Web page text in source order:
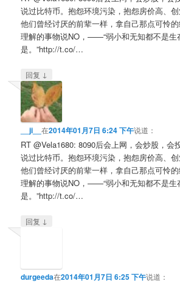
说过比特币。抱怨环境污染，抱怨房价高、
他们曾经讨厌的前辈一样，拿自己那点可怜
理解的事物说NO，——“弱小和无知都不是生
是。”http://t.co/…
回复 ↓
__ji__在2014年01月7日 6:24 下午说道：
RT @Vela1680: 8090后会上网，会炒股，会
说过比特币。抱怨环境污染，抱怨房价高、
他们曾经讨厌的前辈一样，拿自己那点可怜
理解的事物说NO，——“弱小和无知都不是生
是。”http://t.co/…
回复 ↓
durgeeda在2014年01月7日 6:25 下午说道：